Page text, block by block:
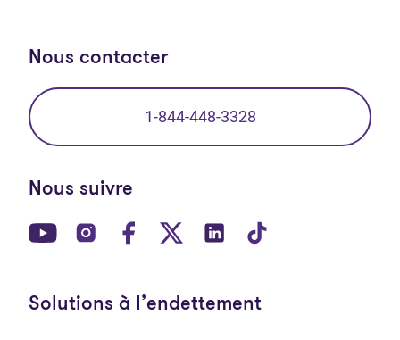
Nous contacter
1-844-448-3328
Nous suivre
(Ouvre dans un nouvel onglet)
(Ouvre dans un nouvel onglet)
(Ouvre dans un nouvel onglet)
(Ouvre dans un nouvel
(Ouvre dans un
Solutions à l’endettement